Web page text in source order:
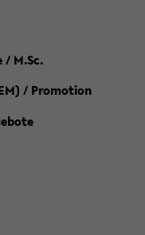
M.Sc.
/ Promotion